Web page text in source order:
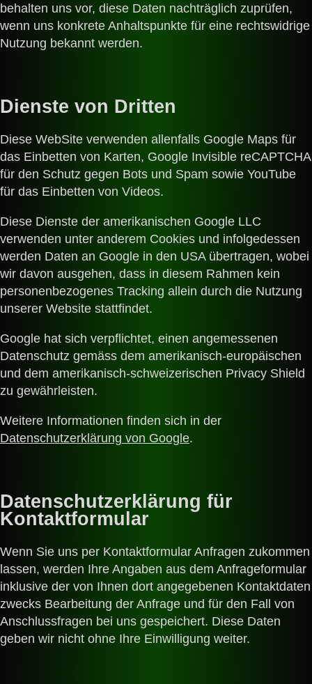
behalten uns vor, diese Daten nachträglich zuprüfen,
wenn uns konkrete Anhaltspunkte für eine rechtswidrige
Nutzung bekannt werden.
Dienste von Dritten
Diese WebSite verwenden allenfalls Google Maps für
das Einbetten von Karten, Google Invisible reCAPTCHA
für den Schutz gegen Bots und Spam sowie YouTube
für das Einbetten von Videos.
Diese Dienste der amerikanischen Google LLC
verwenden unter anderem Cookies und infolgedessen
werden Daten an Google in den USA übertragen, wobei
wir davon ausgehen, dass in diesem Rahmen kein
personenbezogenes Tracking allein durch die Nutzung
unserer Website stattfindet.
Google hat sich verpflichtet, einen angemessenen
Datenschutz gemäss dem amerikanisch-europäischen
und dem amerikanisch-schweizerischen Privacy Shield
zu gewährleisten.
Weitere Informationen finden sich in der
Datenschutzerklärung von Google.
Datenschutzerklärung für
Kontaktformular
Wenn Sie uns per Kontaktformular Anfragen zukommen
lassen, werden Ihre Angaben aus dem Anfrageformular
inklusive der von Ihnen dort angegebenen Kontaktdaten
zwecks Bearbeitung der Anfrage und für den Fall von
Anschlussfragen bei uns gespeichert. Diese Daten
geben wir nicht ohne Ihre Einwilligung weiter.